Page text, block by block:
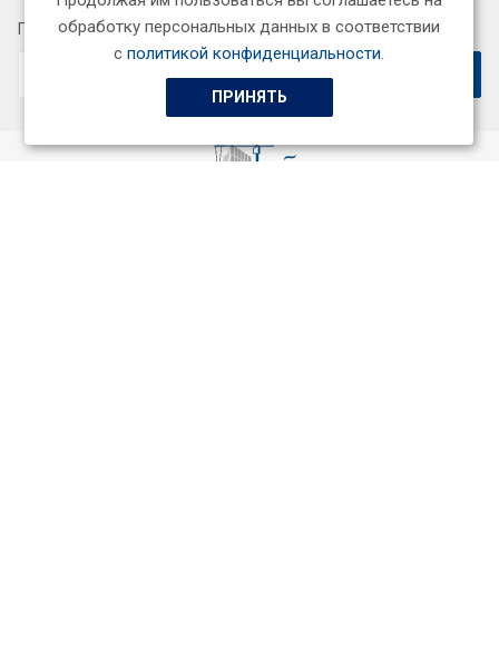
Подписывайтесь на новости и акции:
обработку персональных данных в соответствии
сполитикой конфиденциальности.
ПРИНЯТЬ